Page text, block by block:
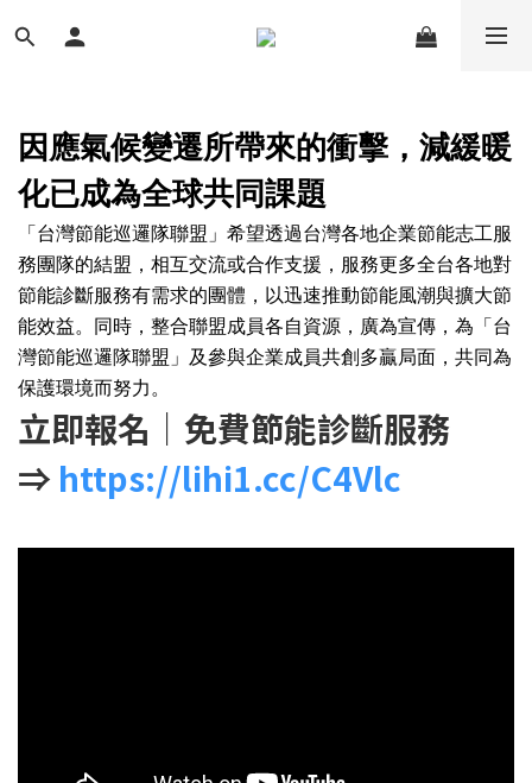
因應氣候變遷所帶來的衝擊，減緩暖
化已成為全球共同課題
「台灣節能巡邏隊聯盟」希望透過台灣各地企業節能志工服
務團隊的結盟，相互交流或合作支援，服務更多全台各地對
節能診斷服務有需求的團體，以迅速推動節能風潮與擴大節
能效益。同時，整合聯盟成員各自資源，廣為宣傳，為「台
灣節能巡邏隊聯盟」及參與企業成員共創多贏局面，共同為
保護環境而努力。
立即報名｜免費節能診斷服務
⇒ https://lihi1.cc/C4Vlc